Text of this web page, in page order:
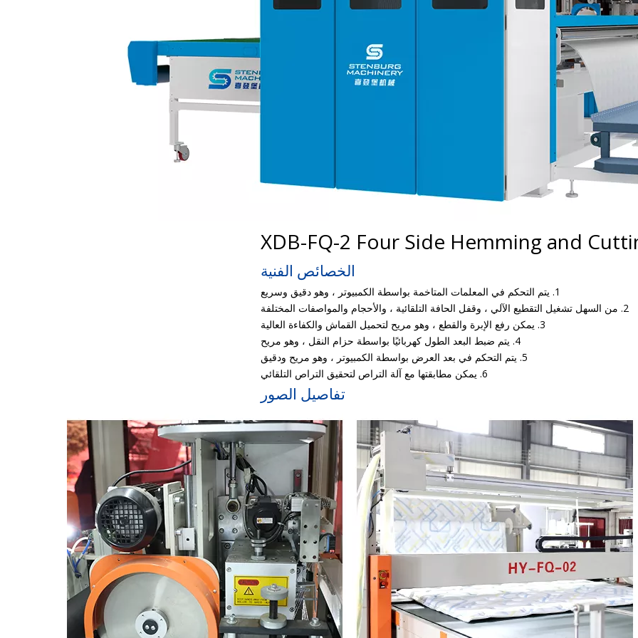
XDB-FQ-2 Four Side Hemming and
الخصائص الفنية
1. يتم التحكم في المعلمات المتاخمة بواسطة الكمبيوتر ، وهو دقيق وسريع
2. من السهل تشغيل التقطيع الآلي ، وقفل الحافة التلقائية ، والأحجام والمواصفات المختلفة
3. يمكن رفع الإبرة والقطع ، وهو مريح لتحميل القماش والكفاءة العالية
4. يتم ضبط البعد الطول كهربائيًا بواسطة حزام النقل ، وهو مريح
5. يتم التحكم في بعد العرض بواسطة الكمبيوتر ، وهو مريح ودقيق
6. يمكن مطابقتها مع آلة التراص لتحقيق التراص التلقائي
تفاصيل الصور